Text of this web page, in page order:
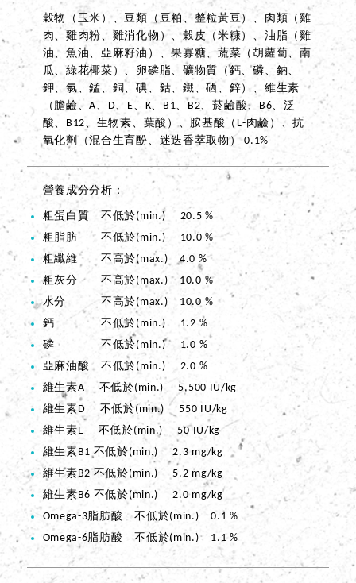
穀物（玉米）、豆類（豆粕、整粒黃豆）、肉類（雞
肉、雞肉粉、雞消化物）、穀皮（米糠）、油脂（雞
油、魚油、亞麻籽油）、果寡糖、蔬菜（胡蘿蔔、南
瓜、綠花椰菜）、卵磷脂、礦物質（鈣、磷、鈉、
鉀、氯、錳、銅、碘、鈷、鐵、硒、鋅）、維生素
（膽鹼、A、D、E、K、B1、B2、菸鹼酸、B6、泛
酸、B12、生物素、葉酸）、胺基酸（L-肉鹼）、抗
氧化劑（混合生育酚、迷迭香萃取物） 0.1%
營養成分分析
粗蛋白質 不低於(min.) 20.5 %
粗脂肪 不低於(min.) 10.0 %
粗纖維 不高於(max.) 4.0 %
粗灰分 不高於(max.) 10.0 %
水分 不高於(max.) 10.0 %
鈣 不低於(min.) 1.2 %
磷 不低於(min.) 1.0 %
亞麻油酸 不低於(min.) 2.0 %
維生素A 不低於(min.) 5,500 IU/kg
維生素D 不低於(min.) 550 IU/kg
維生素E 不低於(min.) 50 IU/kg
維生素B1 不低於(min.) 2.3 mg/kg
維生素B2 不低於(min.) 5.2 mg/kg
維生素B6 不低於(min.) 2.0 mg/kg
Omega-3脂肪酸 不低於(min.) 0.1 %
Omega-6脂肪酸 不低於(min.) 1.1 %